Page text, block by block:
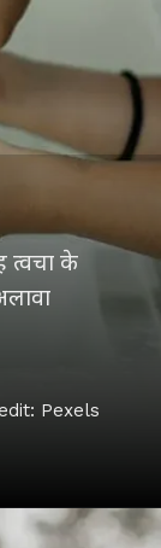
त्वचा के
Pexels